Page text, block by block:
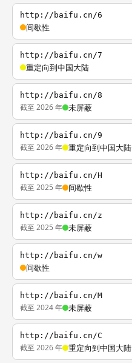
http://baifu.cn/6
间歇性
http://baifu.cn/7
重定向到中国大陆
http://baifu.cn/8
截至 2026 年 未屏蔽
http://baifu.cn/9
截至 2026 年 重定向到中国大陆
http://baifu.cn/H
截至 2025 年 间歇性
http://baifu.cn/z
截至 2025 年 未屏蔽
http://baifu.cn/w
间歇性
http://baifu.cn/M
截至 2024 年 未屏蔽
http://baifu.cn/C
截至 2026 年 重定向到中国大陆